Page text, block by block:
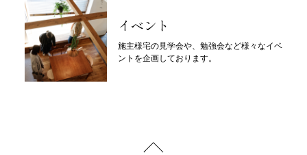
イベント
施主様宅の見学会や、勉強会など様々なイベ
ントを企画しております。